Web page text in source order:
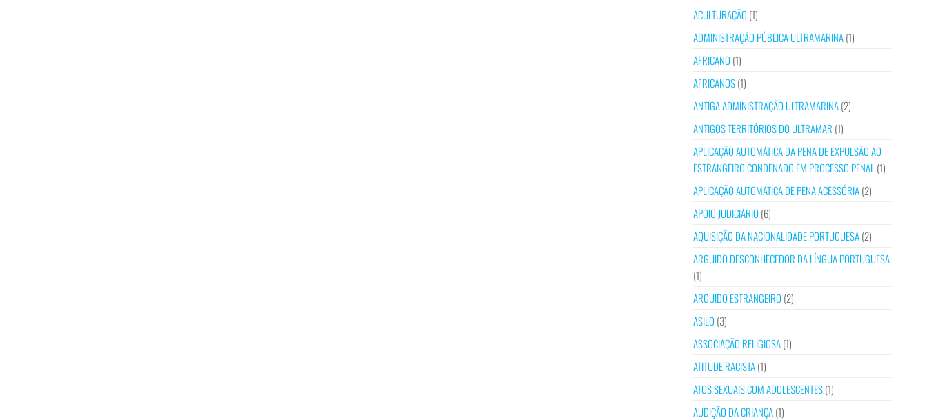
ACULTURAÇÃO (1)
ADMINISTRAÇÃO PÚBLICA ULTRAMARINA(1)
AFRICANO (1)
AFRICANOS(1)
ANTIGA ADMINISTRAÇÃO ULTRAMARINA(2)
ANTIGOS TERRITÓRIOS DO ULTRAMAR (1)
APLICAÇÃO AUTOMÁTICA DA PENA DE EXPULSÃO AO
ESTRANGEIRO CONDENADO EM PROCESSO PENAL (1)
APLICAÇÃO AUTOMÁTICA DE PENA ACESSÓRIA(2)
APOIO JUDICIÁRIO (6)
AQUISIÇÃO DA NACIONALIDADE PORTUGUESA(2)
ARGUIDO DESCONHECEDOR DA LÍNGUA PORTUGUESA
(1)
ARGUIDO ESTRANGEIRO (2)
ASILO (3)
ASSOCIAÇÃO RELIGIOSA(1)
ATITUDE RACISTA(1)
ATOS SEXUAIS COM ADOLESCENTES(1)
AUDIÇÃO DA CRIANÇA(1)